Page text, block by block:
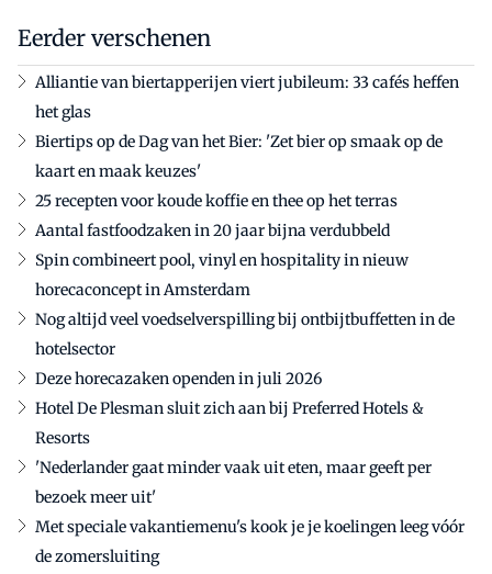
Eerder verschenen
Alliantie van biertapperijen viert jubileum: 33 cafés heffen
het glas
Biertips op de Dag van het Bier: 'Zet bier op smaak op de
kaart en maak keuzes'
25 recepten voor koude koffie en thee op het terras
Aantal fastfoodzaken in 20 jaar bijna verdubbeld
Spin combineert pool, vinyl en hospitality in nieuw
horecaconcept in Amsterdam
Nog altijd veel voedselverspilling bij ontbijtbuffetten in de
hotelsector
Deze horecazaken openden in juli 2026
Hotel De Plesman sluit zich aan bij Preferred Hotels &
Resorts
'Nederlander gaat minder vaak uit eten, maar geeft per
bezoek meer uit'
Met speciale vakantiemenu's kook je je koelingen leeg vóór
de zomersluiting